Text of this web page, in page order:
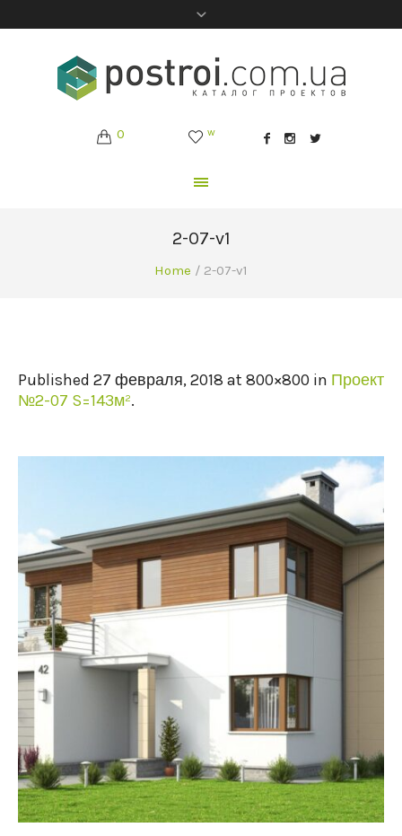
0 w
2-07-v1
Home / 2-07-v1
Published 27 февраля, 2018 at 800×800 in Проект
№2-07 S=143м².